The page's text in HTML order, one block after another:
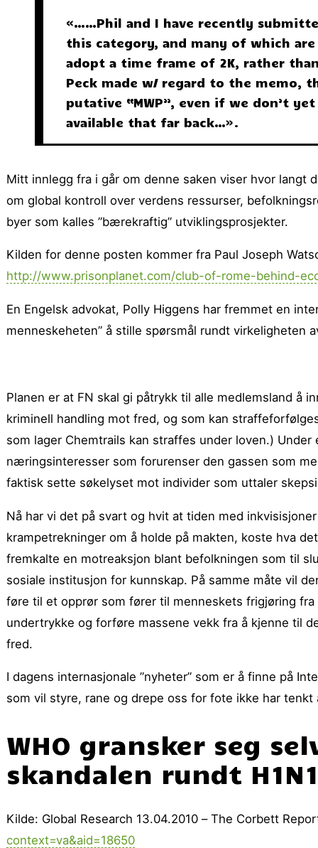
«……Phil and I have recently
this category, and many of which
adopt a time frame of 2K, rather
Peck made w/ regard to the memo,
putative “MWP”, even if we don’t
available that far back…».
Mitt innlegg fra i går om denne saken viser hvor langt
om global kontroll over verdens ressurser,
byer som kalles ”bærekraftig” utviklingsprosjekter.
Kilden for denne posten kommer fra Paul Joseph
http://www.prisonplanet.com/club-of-rome-behind-
En Engelsk advokat, Polly Higgens har fremmet en
menneskeheten” å stille spørsmål rundt virkeligheten
Planen er at FN skal gi påtrykk til alle medlemsland å
kriminell handling mot fred, og som kan
som lager Chemtrails kan straffes under loven.)
næringsinteresser som forurenser den gassen som
faktisk sette søkelyset mot individer som uttaler
Nå har vi det på svart og hvit at tiden med
krampetrekninger om å holde på makten, koste hva
fremkalte en motreaksjon blant befolkningen som til
sosiale institusjon for kunnskap. På samme måte vil
føre til et opprør som fører til menneskets frigjøring
undertrykke og forføre massene vekk fra å kjenne til
fred.
I dagens internasjonale ”nyheter” som er å finne på
som vil styre, rane og drepe oss for fote ikke har tenkt
WHO gransker seg
skandalen rundt
Kilde: Global Research 13.04.2010 – The Corbett
context=va&aid=18650